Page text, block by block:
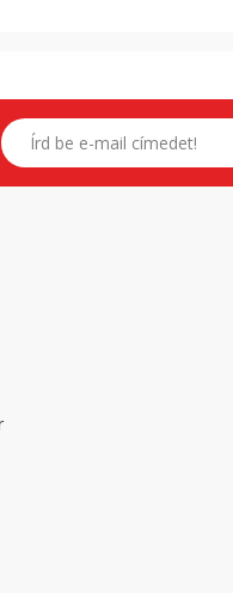
E-mail címed